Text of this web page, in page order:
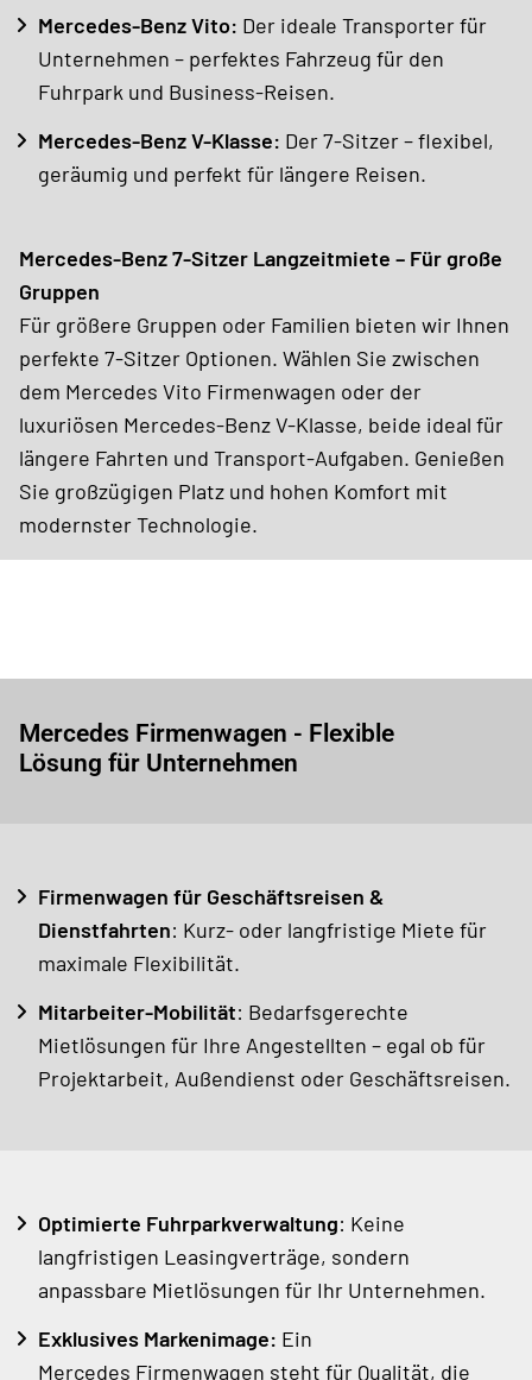
Mercedes-Benz Vito: Der ideale Transporter für
Unternehmen – perfektes Fahrzeug für den
Fuhrpark und Business-Reisen.
Mercedes-Benz V-Klasse: Der 7-Sitzer – flexibel,
geräumig und perfekt für längere Reisen.
Mercedes-Benz 7-Sitzer Langzeitmiete – Für große
Gruppen
Für größere Gruppen oder Familien bieten wir Ihnen
perfekte 7-Sitzer Optionen. Wählen Sie zwischen
dem Mercedes Vito Firmenwagen oder der
luxuriösen Mercedes-Benz V-Klasse, beide ideal für
längere Fahrten und Transport-Aufgaben. Genießen
Sie großzügigen Platz und hohen Komfort mit
modernster Technologie.
Mercedes Firmenwagen - Flexible
Lösung für Unternehmen
Firmenwagen für Geschäftsreisen &
Dienstfahrten: Kurz- oder langfristige Miete für
maximale Flexibilität.
Mitarbeiter-Mobilität: Bedarfsgerechte
Mietlösungen für Ihre Angestellten – egal ob für
Projektarbeit, Außendienst oder Geschäftsreisen.
Optimierte Fuhrparkverwaltung: Keine
langfristigen Leasingverträge, sondern
anpassbare Mietlösungen für Ihr Unternehmen.
Exklusives Markenimage: Ein
Mercedes Firmenwagen steht für Qualität, die